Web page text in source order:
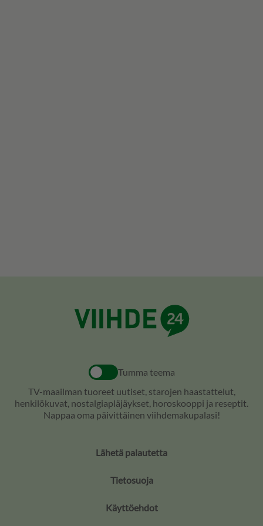
Tumma teema
TV-maailman tuoreet uutiset, starojen haastattelut,
henkilökuvat, nostalgiapläjäykset, horoskooppi ja reseptit.
Nappaa oma päivittäinen viihdemakupalasi!
Lähetä palautetta
Tietosuoja
Käyttöehdot